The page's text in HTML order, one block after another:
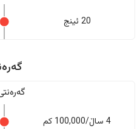
20 ئینج
4 ساڵ/100,000 کم